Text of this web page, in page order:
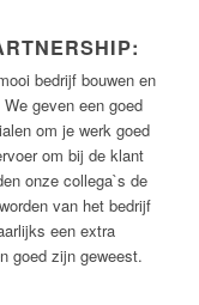
bedrijf bouwen en
geven een goed
om je werk goed
om bij de klant
onze collega`s de
van het bedrijf
een extra
goed zijn geweest.